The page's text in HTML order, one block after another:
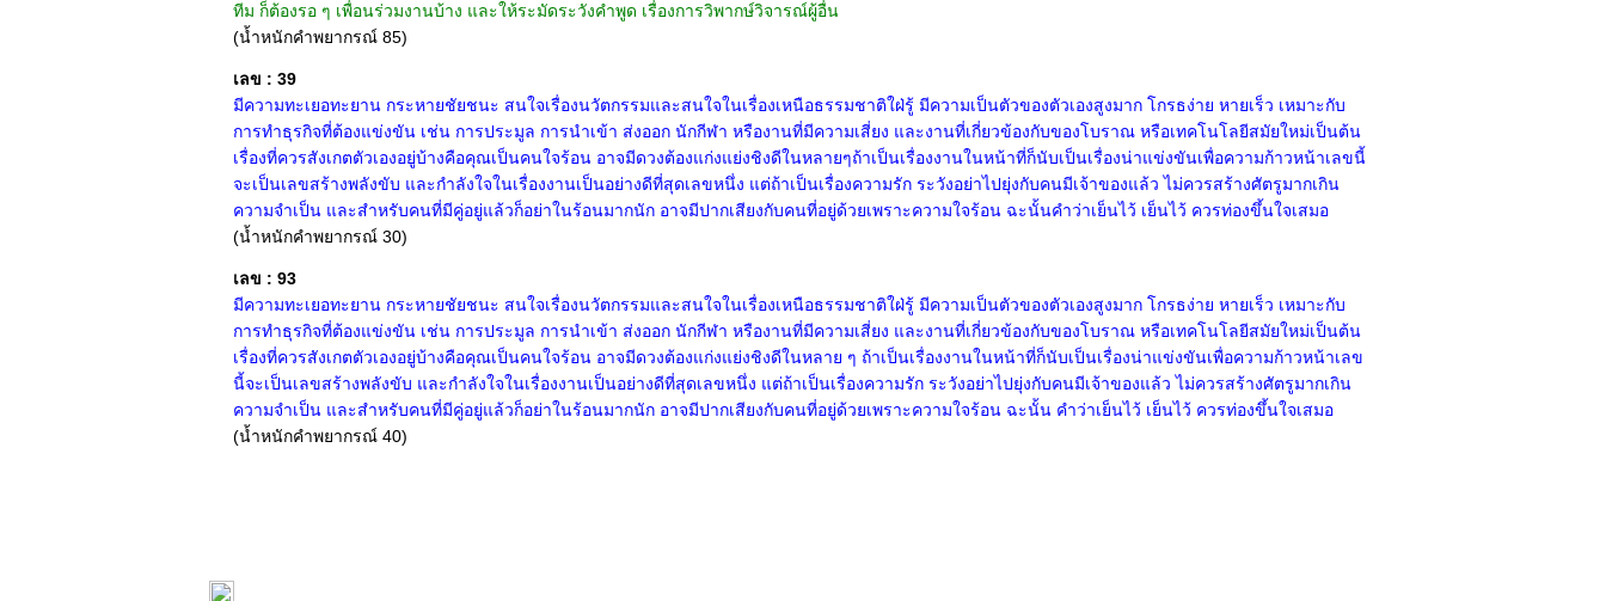
ทีม ก็ต้องรอ ๆ เพื่อนร่วมงานบ้าง และให้ระมัดระวังคำพูด เรื่องการวิพากษ์วิจารณ์ผู้อื่น
(น้ำหนักคำพยากรณ์ 85)
เลข : 39
มีความทะเยอทะยาน กระหายชัยชนะ สนใจเรื่องนวัตกรรมและสนใจในเรื่องเหนือธรรมชาติใฝ่รู้ มีความเป็นตัวของตัวเองสูงมาก โกรธง่าย หายเร็ว เหมาะกับ
การทำธุรกิจที่ต้องแข่งขัน เช่น การประมูล การนำเข้า ส่งออก นักกีฬา หรืองานที่มีความเสี่ยง และงานที่เกี่ยวข้องกับของโบราณ หรือเทคโนโลยีสมัยใหม่เป็นต้น
เรื่องที่ควรสังเกตตัวเองอยู่บ้างคือคุณเป็นคนใจร้อน อาจมีดวงต้องแก่งแย่งชิงดีในหลายๆถ้าเป็นเรื่องงานในหน้าที่ก็นับเป็นเรื่องน่าแข่งขันเพื่อความก้าวหน้าเลขนี้
จะเป็นเลขสร้างพลังขับ และกำลังใจในเรื่องงานเป็นอย่างดีที่สุดเลขหนึ่ง แต่ถ้าเป็นเรื่องความรัก ระวังอย่าไปยุ่งกับคนมีเจ้าของแล้ว ไม่ควรสร้างศัตรูมากเกิน
ความจำเป็น และสำหรับคนที่มีคู่อยู่แล้วก็อย่าในร้อนมากนัก อาจมีปากเสียงกับคนที่อยู่ด้วยเพราะความใจร้อน ฉะนั้นคำว่าเย็นไว้ เย็นไว้ ควรท่องขึ้นใจเสมอ
(น้ำหนักคำพยากรณ์ 30)
เลข : 93
มีความทะเยอทะยาน กระหายชัยชนะ สนใจเรื่องนวัตกรรมและสนใจในเรื่องเหนือธรรมชาติใฝ่รู้ มีความเป็นตัวของตัวเองสูงมาก โกรธง่าย หายเร็ว เหมาะกับ
การทำธุรกิจที่ต้องแข่งขัน เช่น การประมูล การนำเข้า ส่งออก นักกีฬา หรืองานที่มีความเสี่ยง และงานที่เกี่ยวข้องกับของโบราณ หรือเทคโนโลยีสมัยใหม่เป็นต้น
เรื่องที่ควรสังเกตตัวเองอยู่บ้างคือคุณเป็นคนใจร้อน อาจมีดวงต้องแก่งแย่งชิงดีในหลาย ๆ ถ้าเป็นเรื่องงานในหน้าที่ก็นับเป็นเรื่องน่าแข่งขันเพื่อความก้าวหน้าเลข
นี้จะเป็นเลขสร้างพลังขับ และกำลังใจในเรื่องงานเป็นอย่างดีที่สุดเลขหนึ่ง แต่ถ้าเป็นเรื่องความรัก ระวังอย่าไปยุ่งกับคนมีเจ้าของแล้ว ไม่ควรสร้างศัตรูมากเกิน
ความจำเป็น และสำหรับคนที่มีคู่อยู่แล้วก็อย่าในร้อนมากนัก อาจมีปากเสียงกับคนที่อยู่ด้วยเพราะความใจร้อน ฉะนั้น คำว่าเย็นไว้ เย็นไว้ ควรท่องขึ้นใจเสมอ
(น้ำหนักคำพยากรณ์ 40)